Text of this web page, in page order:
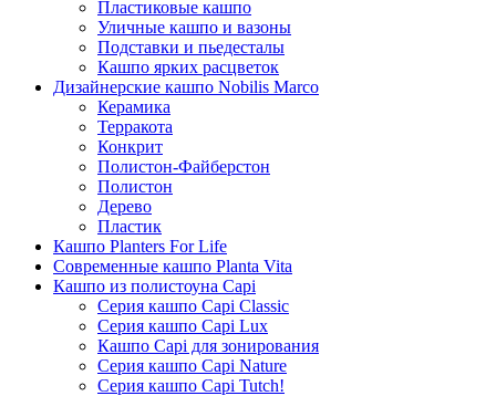
Пластиковые кашпо
Уличные кашпо и вазоны
Подставки и пьедесталы
Кашпо ярких расцветок
Дизайнерские кашпо Nobilis Marco
Керамика
Терракота
Конкрит
Полистон-Файберстон
Полистон
Дерево
Пластик
Кашпо Planters For Life
Современные кашпо Planta Vita
Кашпо из полистоуна Capi
Серия кашпо Capi Classic
Серия кашпо Capi Lux
Кашпо Capi для зонирования
Серия кашпо Capi Nature
Серия кашпо Capi Tutch!